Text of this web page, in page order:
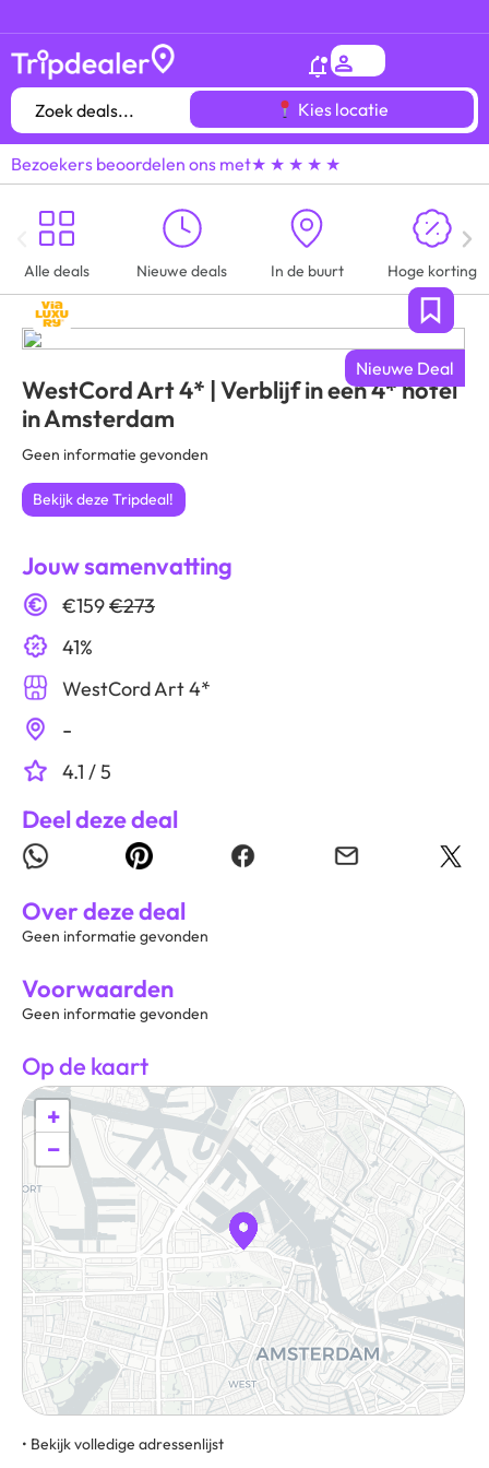
Hetgróótste voordeeluitjes overzichtvan heel
Kies locatie
Bezoekers beoordelen ons met★ ★ ★ ★ ★
Alle deals Nieuwe deals In de buurt Hoge korting
Nieuwe Deal
WestCord Art 4* | Verblijf in een 4* hotel
in Amsterdam
Geen informatie gevonden
Bekijk deze Tripdeal!
Jouw samenvatting
€159€273
41%
WestCord Art 4*
-
4.1 / 5
Deel deze deal
Over deze deal
Geen informatie gevonden
Voorwaarden
Geen informatie gevonden
Op de kaart
+
−
• Bekijk volledige adressenlijst